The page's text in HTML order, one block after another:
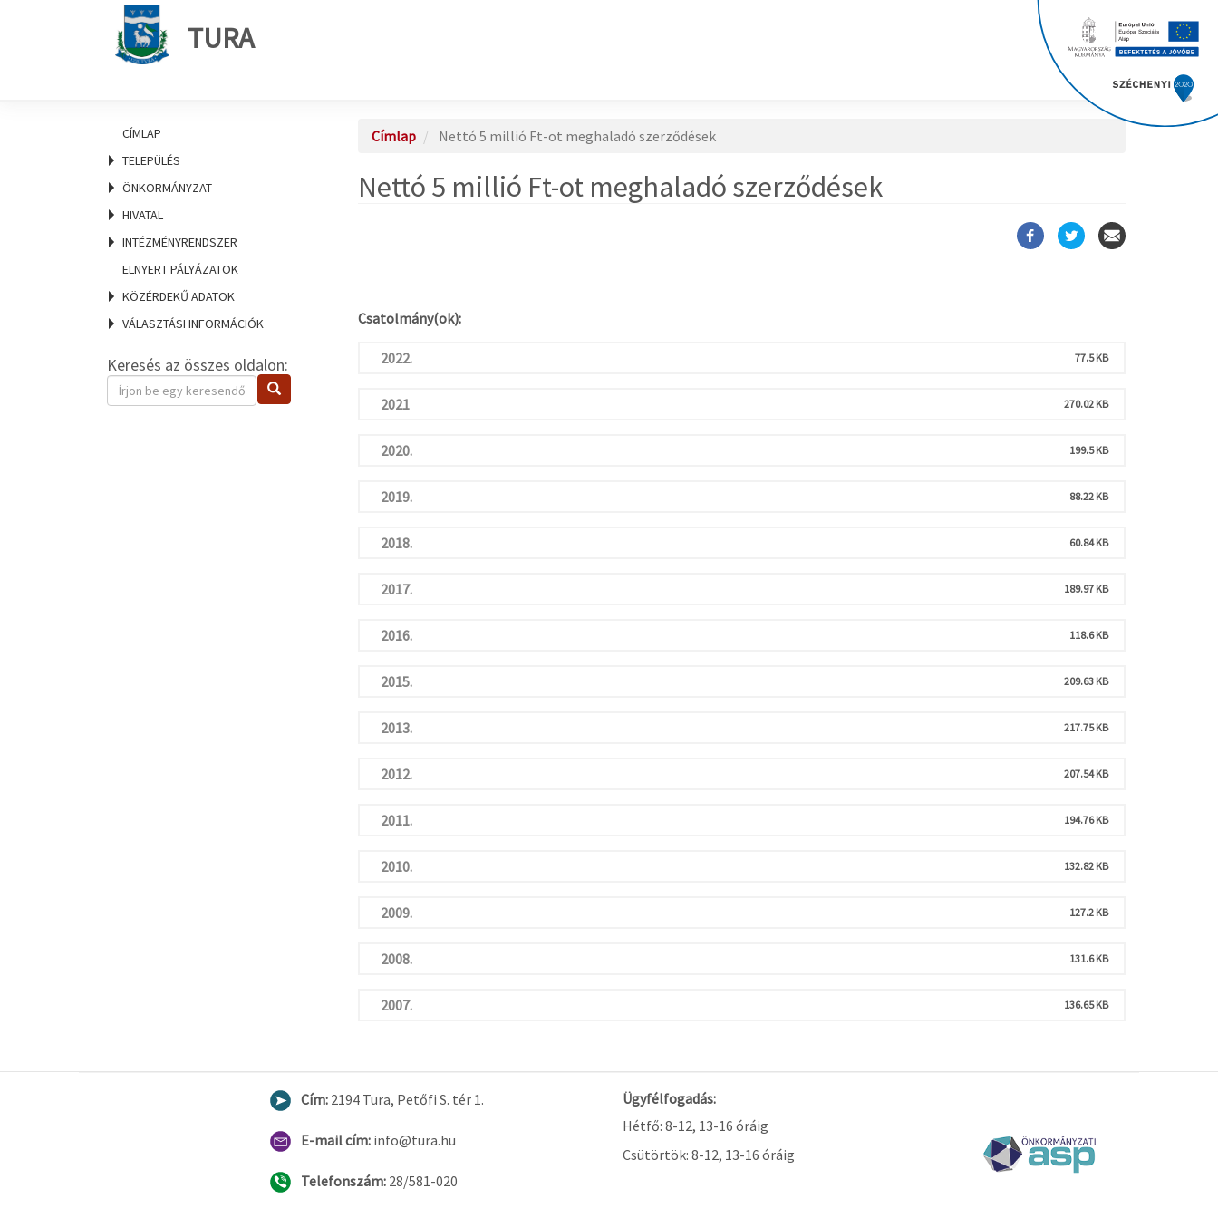
TURA
CÍMLAP
TELEPÜLÉS
ÖNKORMÁNYZAT
HIVATAL
INTÉZMÉNYRENDSZER
ELNYERT PÁLYÁZATOK
KÖZÉRDEKŰ ADATOK
VÁLASZTÁSI INFORMÁCIÓK
Keresés az összes oldalon:
Keresendő
kifejezés
Keresés
Címlap Nettó 5 millió Ft-ot meghaladó szerződések
Nettó 5 millió Ft-ot meghaladó szerződések
Csatolmány(ok):
2022. 77.5 KB
2021 270.02 KB
2020. 199.5 KB
2019. 88.22 KB
2018. 60.84 KB
2017. 189.97 KB
2016. 118.6 KB
2015. 209.63 KB
2013. 217.75 KB
2012. 207.54 KB
2011. 194.76 KB
2010. 132.82 KB
2009. 127.2 KB
2008. 131.6 KB
2007. 136.65 KB
Cím: 2194 Tura, Petőfi S. tér 1.
E-mail cím: info@tura.hu
Telefonszám: 28/581-020
Ügyfélfogadás:
Hétfő: 8-12, 13-16 óráig
Csütörtök: 8-12, 13-16 óráig